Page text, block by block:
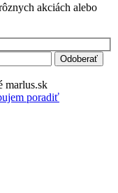
akciách alebo
marlus.sk
poradiť